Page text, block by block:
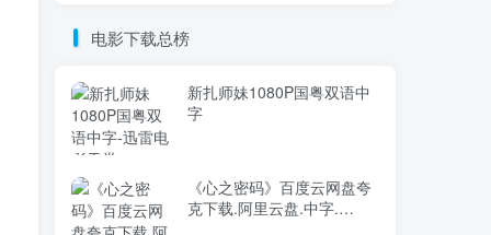
电影下载总榜
新扎师妹1080P国粤双语中
字
《心之密码》百度云网盘夸
克下载.阿里云盘.中字.
消失的人电影「1080p/4k高
清」迅雷下载
4天前 1.1W+人已阅读
TOP3
飞驰人生34K国语中字
TOP4
2026年大陆电影《八仙！》
TOP5